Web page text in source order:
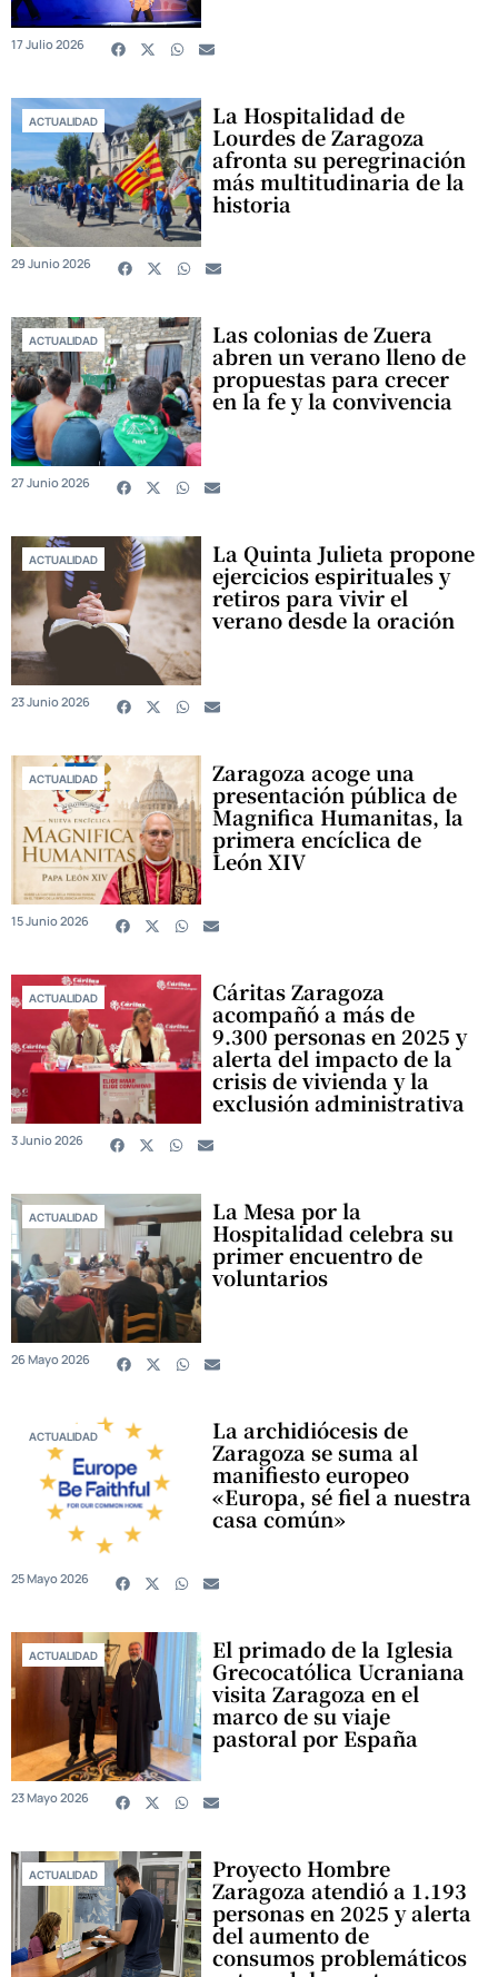
17 Julio 2026
ACTUALIDAD La Hospitalidad de
Lourdes de Zaragoza
afronta su peregrinación
más multitudinaria de la
historia
29 Junio 2026
ACTUALIDAD Las colonias de Zuera
abren un verano lleno de
propuestas para crecer
en la fe y la convivencia
27 Junio 2026
ACTUALIDAD La Quinta Julieta propone
ejercicios espirituales y
retiros para vivir el
verano desde la oración
23 Junio 2026
ACTUALIDAD Zaragoza acoge una
presentación pública de
Magnifica Humanitas, la
primera encíclica de
León XIV
15 Junio 2026
ACTUALIDAD Cáritas Zaragoza
acompañó a más de
9.300 personas en 2025 y
alerta del impacto de la
crisis de vivienda y la
exclusión administrativa
3 Junio 2026
ACTUALIDAD La Mesa por la
Hospitalidad celebra su
primer encuentro de
voluntarios
26 Mayo 2026
ACTUALIDAD La archidiócesis de
Zaragoza se suma al
manifiesto europeo
«Europa, sé fiel a nuestra
casa común»
25 Mayo 2026
ACTUALIDAD El primado de la Iglesia
Grecocatólica Ucraniana
visita Zaragoza en el
marco de su viaje
pastoral por España
23 Mayo 2026
ACTUALIDAD Proyecto Hombre
Zaragoza atendió a 1.193
personas en 2025 y alerta
del aumento de
consumos problemáticos